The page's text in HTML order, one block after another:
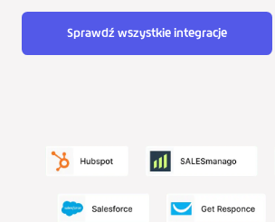
Sprawdź wszystkie integracje